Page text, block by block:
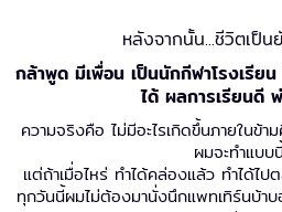
หลังจากนั้น...ชีวิตเป็น
กล้าพูด มีเพื่อน เป็นนักกีฬาโรงเรีย
ได้ ผลการเรียนดี
ความจริงคือ ไม่มีอะไรเกิดขึ้นภายในข้า
ผมจะทำแบบ
แต่ถ้าเมื่อไหร่ ทำได้คล่องแล้ว ทำได้ไ
ทุกวันนี้ผมไม่ต้องมานั่งนึกแพทเทิร์นบ้